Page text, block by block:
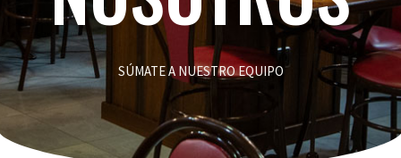
SÚMATE A NUESTRO EQUIPO